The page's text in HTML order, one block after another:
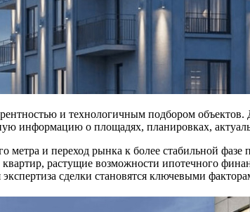
и технологичным подбором
информацию о площадях, планировках,
метра и переход рынка к более стабильной
растущие возможности ипотечного
сделки становятся ключевыми